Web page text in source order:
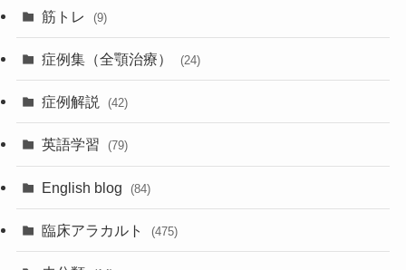
筋トレ (9)
症例集（全顎治療） (24)
症例解説 (42)
英語学習 (79)
English blog (84)
臨床アラカルト (475)